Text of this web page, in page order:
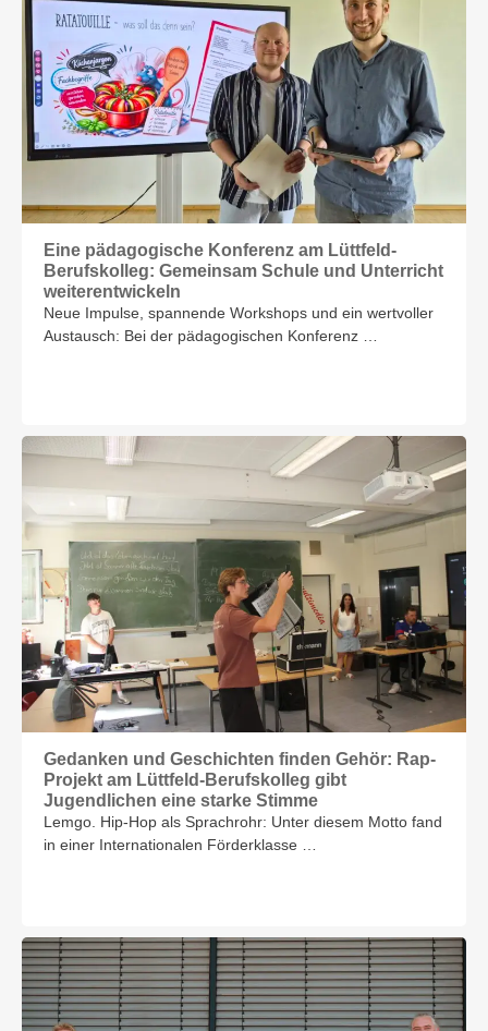
Eine pädagogische Konferenz am Lüttfeld-
Berufskolleg: Gemeinsam Schule und Unterricht
weiterentwickeln
Neue Impulse, spannende Workshops und ein wertvoller
Austausch: Bei der pädagogischen Konferenz …
Gedanken und Geschichten finden Gehör: Rap-
Projekt am Lüttfeld-Berufskolleg gibt
Jugendlichen eine starke Stimme
Lemgo. Hip-Hop als Sprachrohr: Unter diesem Motto fand
in einer Internationalen Förderklasse …